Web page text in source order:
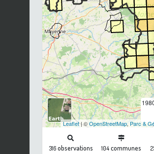
Leaflet| ©OpenStreetMap, Parc &
316 observations 104communes